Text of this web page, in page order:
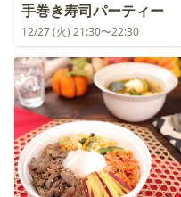
手巻き寿司パーティー
12/27 (火) 21:30〜22:30